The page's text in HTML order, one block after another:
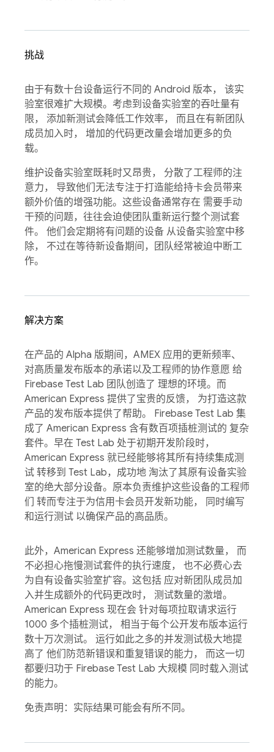
挑战
由于有数十台设备运行不同的 Android 版本， 该实
验室很难扩大规模。考虑到设备实验室的吞吐量有
限， 添加新测试会降低工作效率， 而且在有新团队
成员加入时， 增加的代码更改量会增加更多的负
载。
维护设备实验室既耗时又昂贵， 分散了工程师的注
意力， 导致他们无法专注于打造能给持卡会员带来
额外价值的增强功能。这些设备通常存在 需要手动
干预的问题，往往会迫使团队重新运行整个测试套
件。 他们会定期将有问题的设备 从设备实验室中移
除， 不过在等待新设备期间，团队经常被迫中断工
作。
解决方案
在产品的 Alpha 版期间，AMEX 应用的更新频率、
对高质量发布版本的承诺以及工程师的协作意愿 给
Firebase Test Lab 团队创造了 理想的环境。而
American Express 提供了宝贵的反馈， 为打造这款
产品的发布版本提供了帮助。 Firebase Test Lab 集
成了 American Express 含有数百项插桩测试的 复杂
套件。早在 Test Lab 处于初期开发阶段时，
American Express 就已经能够将其所有持续集成测
试 转移到 Test Lab，成功地 淘汰了其原有设备实验
室的绝大部分设备。原本负责维护这些设备的工程师
们 转而专注于为信用卡会员开发新功能， 同时编写
和运行测试 以确保产品的高品质。
此外，American Express 还能够增加测试数量， 而
不必担心拖慢测试套件的执行速度， 也不必费心去
为自有设备实验室扩容。这包括 应对新团队成员加
入并生成额外的代码更改时， 测试数量的激增。
American Express 现在会 针对每项拉取请求运行
1000 多个插桩测试， 相当于每个公开发布版本运行
数十万次测试。 运行如此之多的并发测试极大地提
高了 他们防范新错误和重复错误的能力， 而这一切
都要归功于 Firebase Test Lab 大规模 同时载入测试
的能力。
免责声明：实际结果可能会有所不同。